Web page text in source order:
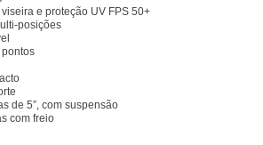
e proteção UV FPS 50+
posições
de 5”, com suspensão
com freio